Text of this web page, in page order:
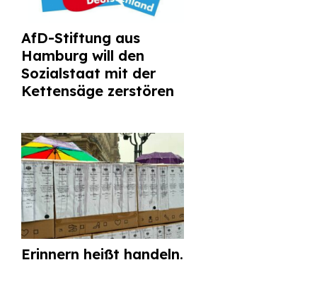
AfD-Stiftung aus
Hamburg will den
Sozialstaat mit der
Kettensäge zerstören
Erinnern heißt handeln.